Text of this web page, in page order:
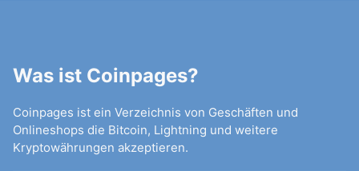
Was ist Coinpages?
Coinpages ist ein Verzeichnis von Geschäften und
Onlineshops die Bitcoin, Lightning und weitere
Kryptowährungen akzeptieren.